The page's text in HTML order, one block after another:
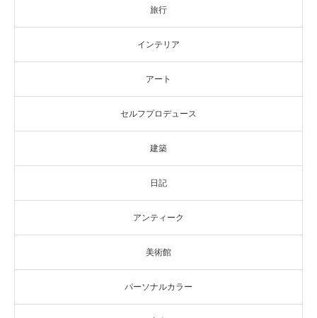
旅行
インテリア
アート
セルフプロデュース
建築
日記
アンティーク
美術館
パーソナルカラー